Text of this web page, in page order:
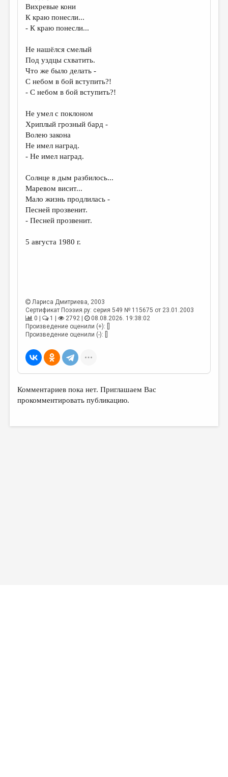
СТРАНИЦЫ ПАМЯТИ
ОБЪЯВЛЕНИЯ
РЕДКОЛЛЕГИЯ
ОТ РЕДАКЦИИ
МАЛАЯ ПРОЗА
ЭССЕИСТИКА
ЛИТЕРАТУРОВЕДЕНИЕ
КУЛЬТУРОВЕДЕНИЕ
РЕЦЕНЗИРОВАНИЕ
ЦИКЛЫ ПУБЛИКАЦИЙ
ТРЕДИАКОВСКИЙ
МЕДИА
Вихревые кони
К краю понесли...
- К краю понесли...
Не нашёлся смелый
Под уздцы схватить.
Что же было делать -
С небом в бой вступить?!
- С небом в бой вступить?!
Не умел с поклоном
Хриплый грозный бард -
Волею закона
Не имел наград.
- Не имел наград.
Солнце в дым разбилось...
Маревом висит...
Мало жизнь продлилась -
Песней прозвенит.
- Песней прозвенит.
5 августа 1980 г.
Лариса Дмитриева, 2003
Сертификат Поэзия.ру: серия 549 № 115675 от 23.01.2003
0 |
1 | 2792 |
08.08.2026. 19:38:02
Произведение оценили (+): []
Произведение оценили (-): []
Комментариев пока нет. Приглашаем Вас
прокомментировать публикацию.